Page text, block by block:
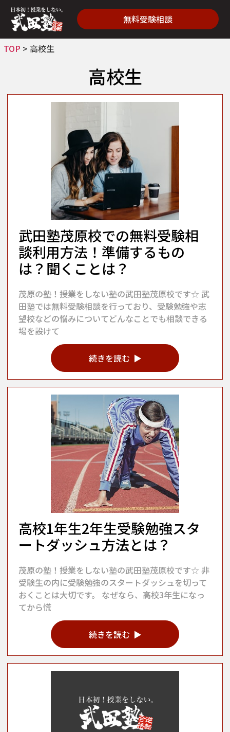
無料受験相談
TOP > 高校生
高校生
武田塾茂原校での無料受験相
談利用方法！準備するもの
は？聞くことは？
茂原の塾！授業をしない塾の武田塾茂原校です☆ 武
田塾では無料受験相談を行っており、受験勉強や志
望校などの悩みについてどんなことでも相談できる
場を設けて
続きを読む
高校1年生2年生受験勉強スタ
ートダッシュ方法とは？
茂原の塾！授業をしない塾の武田塾茂原校です☆ 非
受験生の内に受験勉強のスタートダッシュを切って
おくことは大切です。 なぜなら、高校3年生になっ
てから慌
続きを読む